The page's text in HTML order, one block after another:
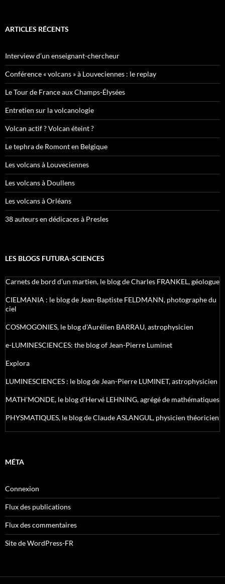
ARTICLES RÉCENTS
Interview d’un enseignant-chercheur
Conférence « volcans » à Louveciennes : le replay
Le Tour de France aux Champs-Élysées
Entretien sur la volcanologie
Volcan actif ? Volcan éteint ?
Le tephra de Romont en Belgique
Les volcans à Louveciennes
Les volcans à Doullens
Les volcans à Orléans
38 auteurs en dédicaces à Presles
LES BLOGS FUTURA-SCIENCES
Carnets de bord d’un martien, le blog de Charles FRANKEL, géologue
CIELMANIA : le blog de Jean-Baptiste FELDMANN, photographe du
ciel
COSMOGONIES, le blog d'Aurélien BARRAU, astrophysicien
e-LUMINESCIENCES: the blog of Jean-Pierre Luminet
Explora
LUMINESCIENCES : le blog de Jean-Pierre LUMINET, astrophysicien
MATH'MONDE, le blog d'Hervé LEHNING, agrégé de mathématiques
PHYSMATIQUES, le blog de Claude ASLANGUL, physicien théoricien
MÉTA
Connexion
Flux des publications
Flux des commentaires
Site de WordPress-FR